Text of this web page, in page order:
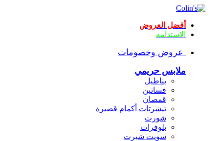
أقضل العروض
الاستدامه
عروض وخصومات
ملابس حريمي
بناطيل
فساتين
قمصان
تيشرتات أكمام قصيرة
شورت
بلوفرات
سويت شيرت